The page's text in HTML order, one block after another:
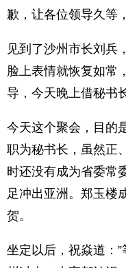
歉，让各位领导久等
见到了沙州市长刘兵
脸上表情就恢复如常
导，今天晚上借秘书
今天这个聚会，目的
职为秘书长，虽然正
时还没有成为省委常
足冲出亚洲。郑玉楼
贺。
坐定以后，祝焱道：